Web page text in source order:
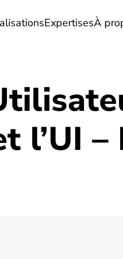
ExpertisesÀ
l’UI